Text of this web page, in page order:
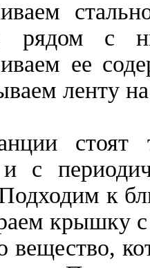
рядом с
ее
ленту
стоят
с
к
крышку
вещество,